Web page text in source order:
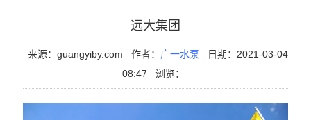
远大集团
来源：guangyiby.com 作者： 广一水泵
日期：2021-03-04
08:47
浏览：